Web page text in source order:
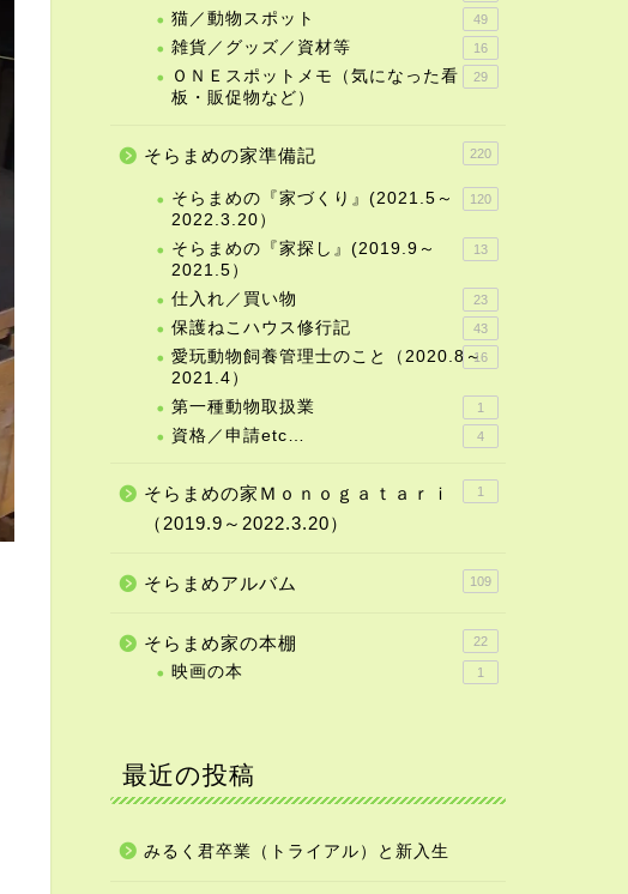
猫／動物スポット 49
雑貨／グッズ／資材等 16
ＯＮＥスポットメモ（気になった看
板・販促物など）
29
そらまめの家準備記 220
そらまめの『家づくり』(2021.5～
2022.3.20）
120
そらまめの『家探し』(2019.9～
2021.5）
13
仕入れ／買い物 23
保護ねこハウス修行記 43
愛玩動物飼養管理士のこと（2020.8～
2021.4）
16
第一種動物取扱業 1
資格／申請etc… 4
そらまめの家Ｍｏｎｏｇａｔａｒｉ
（2019.9～2022.3.20）
1
そらまめアルバム 109
そらまめ家の本棚 22
映画の本 1
最近の投稿
みるく君卒業（トライアル）と新入生